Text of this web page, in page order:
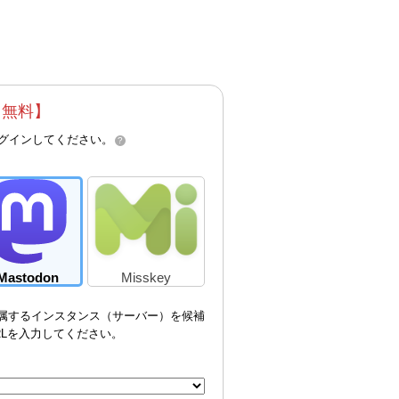
料】
インしてください。 ?
Misskey
するインスタンス（サーバー）を候補
入力してください。